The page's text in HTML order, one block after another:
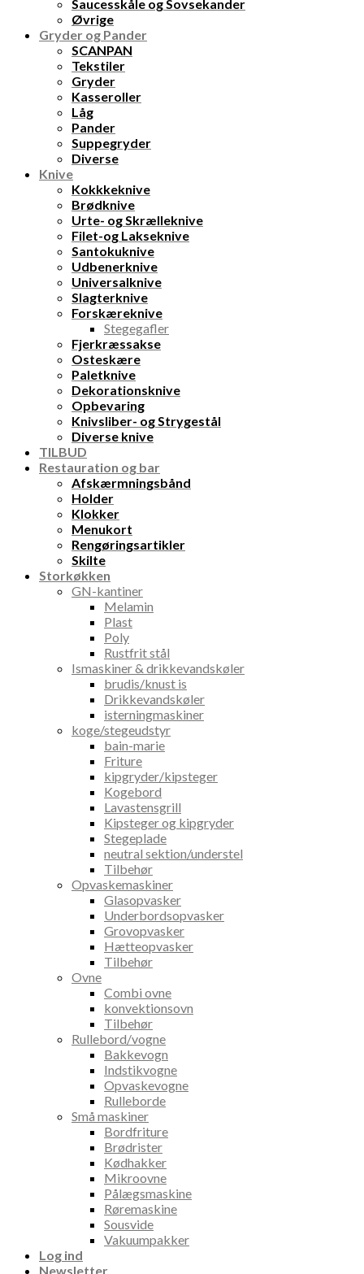
Saucesskåle og Sovsekander
Øvrige
Gryder og Pander
SCANPAN
Tekstiler
Gryder
Kasseroller
Låg
Pander
Suppegryder
Diverse
Knive
Kokkkeknive
Brødknive
Urte- og Skrælleknive
Filet-og Lakseknive
Santokuknive
Udbenerknive
Universalknive
Slagterknive
Forskæreknive
Stegegafler
Fjerkræssakse
Osteskære
Paletknive
Dekorationsknive
Opbevaring
Knivsliber- og Strygestål
Diverse knive
TILBUD
Restauration og bar
Afskærmningsbånd
Holder
Klokker
Menukort
Rengøringsartikler
Skilte
Storkøkken
GN-kantiner
Melamin
Plast
Poly
Rustfrit stål
Ismaskiner & drikkevandskøler
brudis/knust is
Drikkevandskøler
isterningmaskiner
koge/stegeudstyr
bain-marie
Friture
kipgryder/kipsteger
Kogebord
Lavastensgrill
Kipsteger og kipgryder
Stegeplade
neutral sektion/understel
Tilbehør
Opvaskemaskiner
Glasopvasker
Underbordsopvasker
Grovopvasker
Hætteopvasker
Tilbehør
Ovne
Combi ovne
konvektionsovn
Tilbehør
Rullebord/vogne
Bakkevogn
Indstikvogne
Opvaskevogne
Rulleborde
Små maskiner
Bordfriture
Brødrister
Kødhakker
Mikroovne
Pålægsmaskine
Røremaskine
Sousvide
Vakuumpakker
Log ind
Newsletter